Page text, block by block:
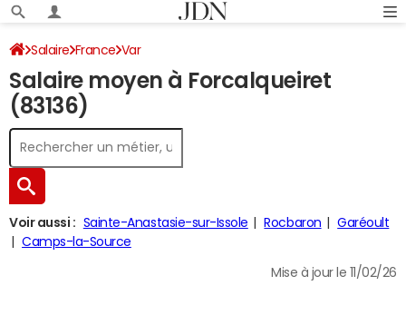
Salaire France Var
Salaire moyen à Forcalqueiret
(83136)
Voir aussi : Sainte-Anastasie-sur-Issole Rocbaron
Garéoult
Camps-la-Source
Mise à jour le 11/02/26